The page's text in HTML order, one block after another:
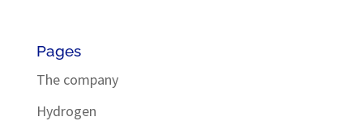
Pages
The company
Hydrogen